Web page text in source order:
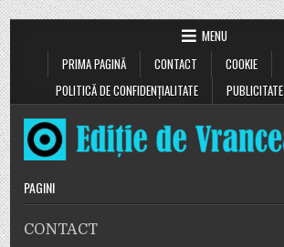
MENU
PRIMA PAGINĂ
CONTACT COOKIE
POLITICĂ DE CONFIDENȚIALITATE
PUBLICITATE
PAGINI
CONTACT